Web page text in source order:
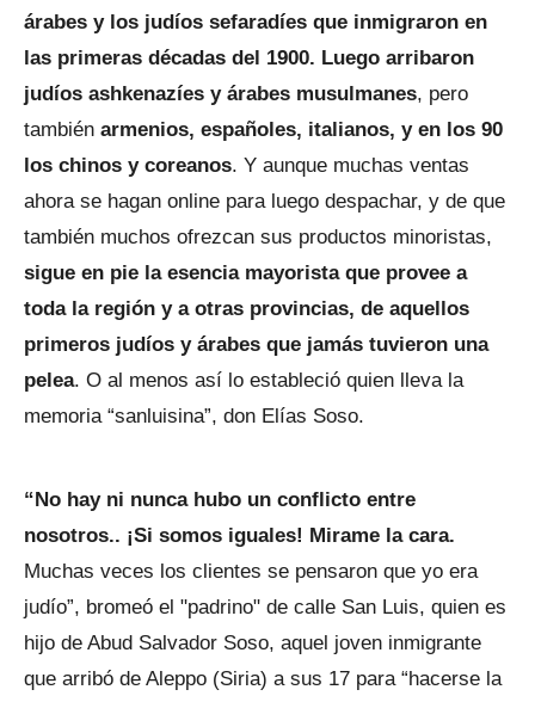
árabes y los judíos sefaradíes que inmigraron en
las primeras décadas del 1900. Luego arribaron
judíos ashkenazíes y árabes musulmanes, pero
también armenios, españoles, italianos, y en los 90
los chinos y coreanos. Y aunque muchas ventas
ahora se hagan online para luego despachar, y de que
también muchos ofrezcan sus productos minoristas,
sigue en pie la esencia mayorista que provee a
toda la región y a otras provincias, de aquellos
primeros judíos y árabes que jamás tuvieron una
pelea. O al menos así lo estableció quien lleva la
memoria “sanluisina”, don Elías Soso.
“No hay ni nunca hubo un conflicto entre
nosotros.. ¡Si somos iguales! Mirame la cara.
Muchas veces los clientes se pensaron que yo era
judío”, bromeó el "padrino" de calle San Luis, quien es
hijo de Abud Salvador Soso, aquel joven inmigrante
que arribó de Aleppo (Siria) a sus 17 para “hacerse la